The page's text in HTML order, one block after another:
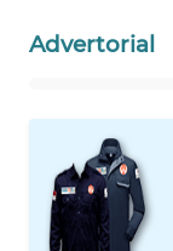
Advertorial
SELEB
WAHANA
PERSONA
WAHANA
OTOMOTIF